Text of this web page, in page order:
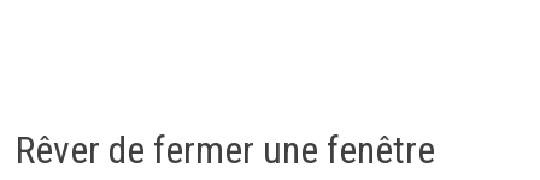
Rêver de fermer une fenêtre